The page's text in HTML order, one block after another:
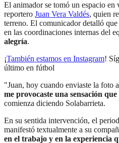
El animador se tomó un espacio en
reportero Juan Vera Valdés, quien
terreno. El comunicador detalló
en las coordinaciones internas del
alegría.
¡También estamos en Instagram!
último en fútbol
"Juan, hoy cuando enviaste la foto
me provocaste una sensación
comienza diciendo Solabarrieta.
En su sentida intervención, el
manifestó textualmente a su
en el trabajo y en la experiencia